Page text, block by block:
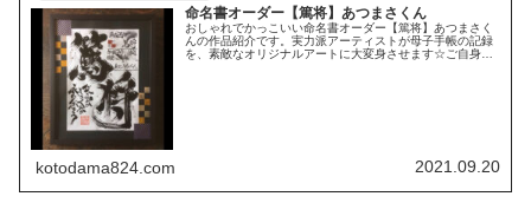
命名書オーダー【篤将】あつまさくん
おしゃれでかっこいい命名書オーダー【篤将】あつまさく
んの作品紹介です。実力派アーティストが母子手帳の記録
を、素敵なオリジナルアートに大変身させます☆ご自身の
kotodama824.com 2021.09.20